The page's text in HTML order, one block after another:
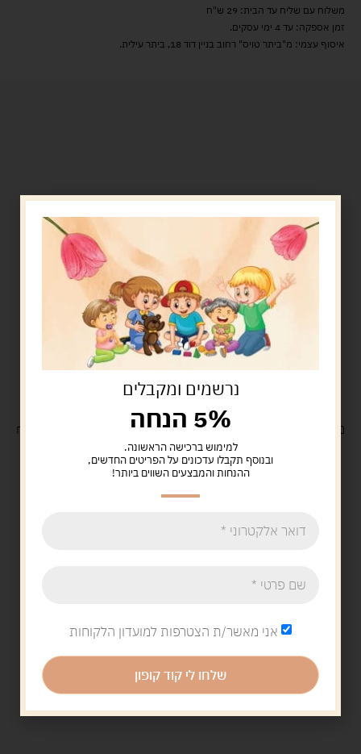
משלוח עם שליח עד הבית: 29 ש"ח
זמן אספקה: עד 4 ימי עסקים.
איסוף עצמי: מ"ביתר טויס" רחוב בניין דוד 18, ביתר עילית.
משלוח בקנייה מעל 329 ש"ח משלוח עם
נרשמים ומקבלים
5% הנחה
למימוש ברכישה הראשונה.
ובנוסף תקבלו עדכונים על הפריטים החדשים,
ההנחות והמבצעים השווים ביותר!
אני מאשר/ת הצטרפות למועדון הלקוחות
שלחו לי קוד קופון